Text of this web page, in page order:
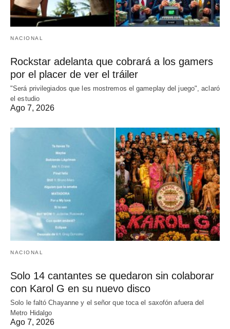
NACIONAL
Rockstar adelanta que cobrará a los gamers
por el placer de ver el tráiler
"Será privilegiados que les mostremos el gameplay del juego", aclaró
el estudio
Ago 7, 2026
NACIONAL
Solo 14 cantantes se quedaron sin colaborar
con Karol G en su nuevo disco
Solo le faltó Chayanne y el señor que toca el saxofón afuera del
Metro Hidalgo
Ago 7, 2026